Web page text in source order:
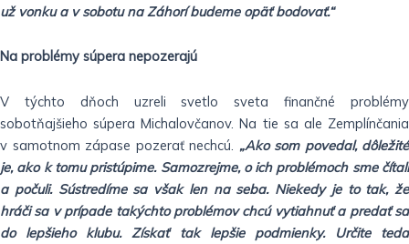
už vonku a v sobotu na Záhorí budeme opäť bodovať.“
Na problémy súpera nepozerajú
V týchto dňoch uzreli svetlo sveta finančné problémy
sobotňajšieho súpera Michalovčanov. Na tie sa ale Zemplínčania
v samotnom zápase pozerať nechcú. „Ako som povedal, dôležité
je, ako k tomu pristúpime. Samozrejme, o ich problémoch sme čítali
a počuli. Sústredíme sa však len na seba. Niekedy je to tak, že
hráči sa v prípade takýchto problémov chcú vytiahnuť a predať sa
do lepšieho klubu. Získať tak lepšie podmienky. Určite teda